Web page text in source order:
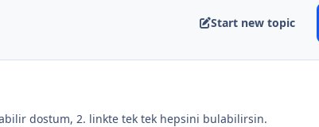
Start new topic
dostum, 2. linkte tek tek hepsini bulabilirsin.